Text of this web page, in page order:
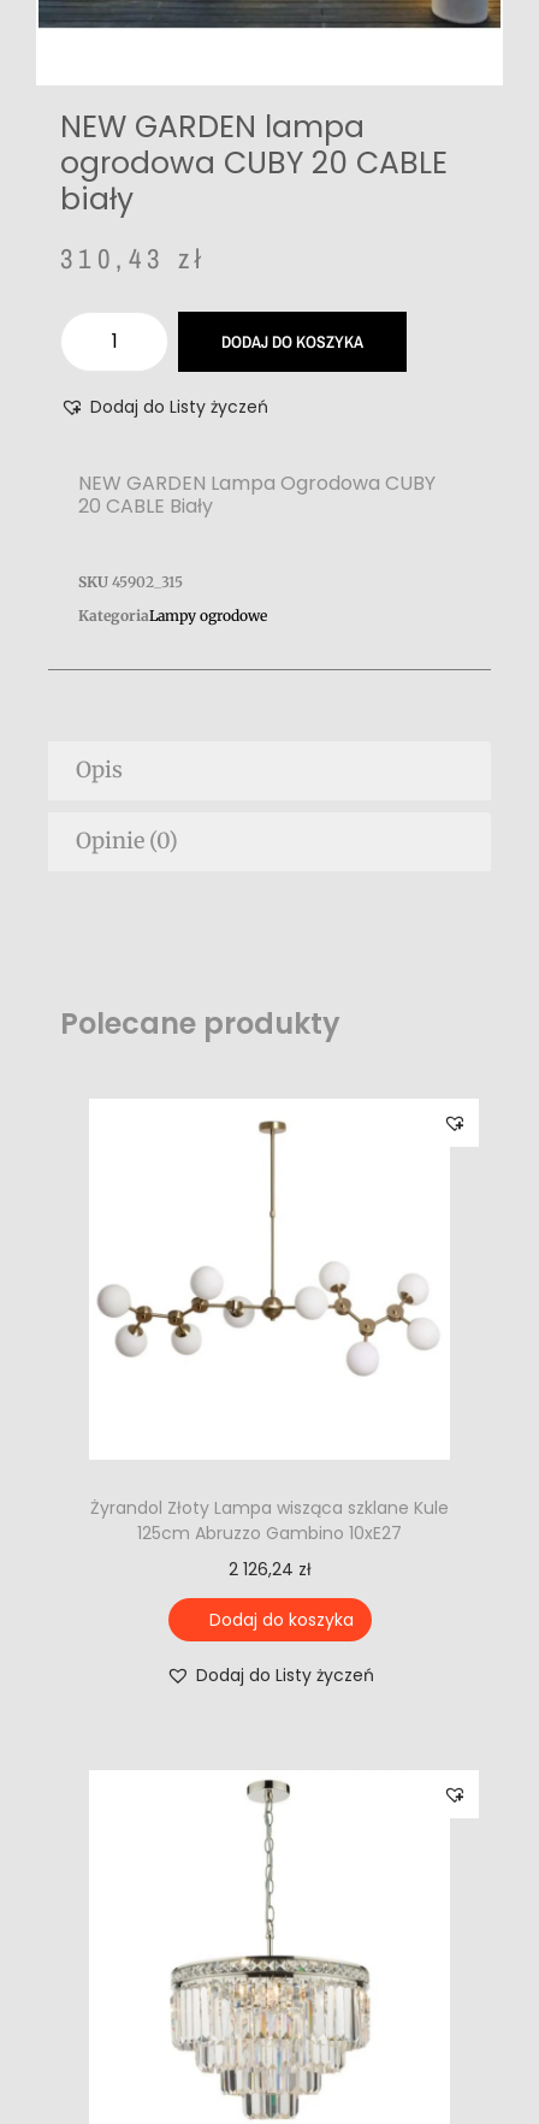
NEW GARDEN lampa
ogrodowa CUBY 20 CABLE
biały
310,43 zł
DODAJ DO KOSZYKA
Dodaj do Listy życzeń
NEW GARDEN Lampa Ogrodowa CUBY
20 CABLE Biały
SKU 45902_315
KategoriaLampy ogrodowe
Opis
Opinie (0)
Polecane produkty
Żyrandol Złoty Lampa wisząca szklane Kule
125cm Abruzzo Gambino 10xE27
2 126,24 zł
Dodaj do koszyka
Dodaj do Listy życzeń